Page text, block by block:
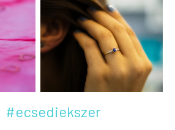
#ecsediekszer